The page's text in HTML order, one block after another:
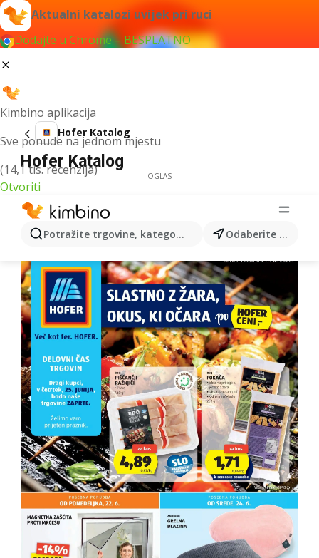
Aktualni katalozi uvijek pri ruci
Dodajte u Chrome – BESPLATNO
Kimbino aplikacija
Sve ponude na jednom mjestu
(14,1 tis. recenzija)
Otvoriti
Potražite trgovine, kategorije, proizvode... Odaberite grad
Hofer Katalog
Hofer Katalog
OGLAS